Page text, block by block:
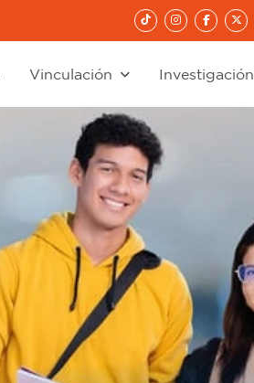
Vinculación Investigación